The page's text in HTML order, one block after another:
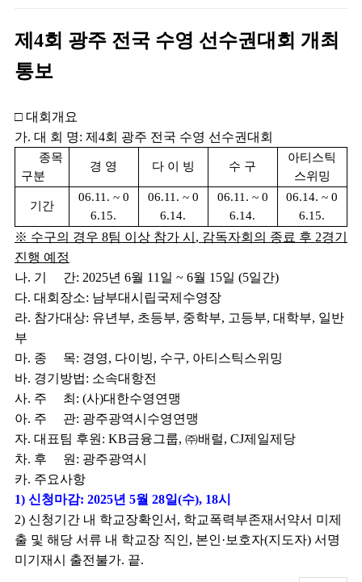
제4회 광주 전국 수영 선수권대회 개최
통보
□ 대회개요
가. 대 회 명: 제 4회 광주 전국 수영 선수권대회
종목
구분
경 영 다 이 빙 수 구
아티스틱
스위밍
기간
06.11. ~ 0
6.15.
06.11. ~ 0
6.14.
06.11. ~ 0
6.14.
06.14. ~ 0
6.15.
※ 수구의 경우 8팀 이상 참가 시 , 감독자회의 종료 후 2경기
진행 예정
나. 기 간: 2025년 6월 11 일 ~ 6월 15일 (5일간)
다. 대회장소: 남부대시립국제수영장
라. 참가대상: 유년부, 초등부, 중학부, 고등부, 대학부, 일반
부
마. 종 목: 경영, 다이빙, 수구, 아티스틱스위밍
바. 경기방법: 소속대항전
사. 주 최 : (사)대한수영연맹
아. 주 관: 광주광역시수영연맹
자. 대표팀 후원 : KB금융그룹, ㈜배럴, CJ제일제당
차. 후 원 : 광주광역시
카. 주요사항
1) 신청마감: 2025년 5월 28일(수), 18시
2) 신청기간 내 학교장확인서 , 학교폭력부존재서약서 미제
출 및 해당 서류 내 학교장 직인, 본인· 보호자(지도자) 서명
미기재시 출전불가. 끝.